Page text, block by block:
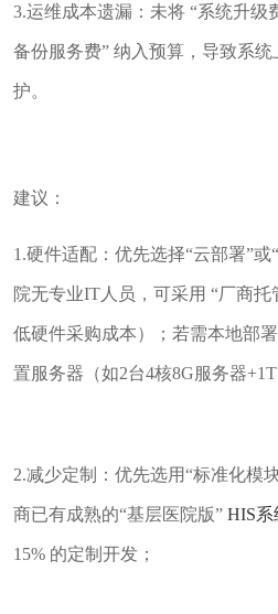
3.运维成本遗漏：未将 “系统升级
备份服务费” 纳入预算，导致系
护。
建议：
1.硬件适配：优先选择“云部署”
院无专业IT人员，可采用 “厂商
低硬件采购成本）；若需本地部
置服务器（如2台4核8G服务器
2.减少定制：优先选用“标准化模
商已有成熟的“基层医院版” HIS系
15% 的定制开发；